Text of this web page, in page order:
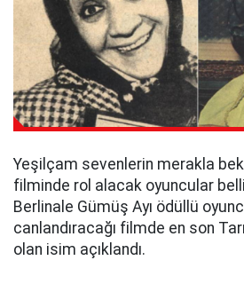
Yeşilçam sevenlerin merakla
filminde rol alacak oyuncular
Berlinale Gümüş Ayı ödüllü
canlandıracağı filmde en son
olan isim açıklandı.